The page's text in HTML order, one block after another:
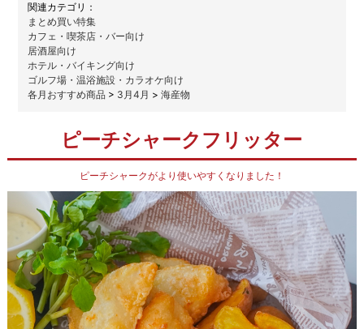
関連カテゴリ：
まとめ買い特集
カフェ・喫茶店・バー向け
居酒屋向け
ホテル・バイキング向け
ゴルフ場・温浴施設・カラオケ向け
各月おすすめ商品 > 3月4月 >海産物
ピーチシャークフリッター
ピーチシャークがより使いやすくなりました！